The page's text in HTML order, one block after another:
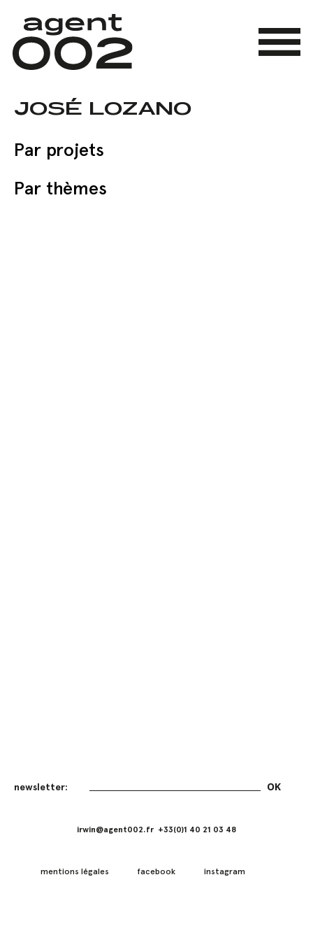
main
content
Menu
JOSÉ LOZANO
Par projets
Par thèmes
irwin@agent002.fr +33(0)1 40 21 03 48
mentions légales facebook instagram